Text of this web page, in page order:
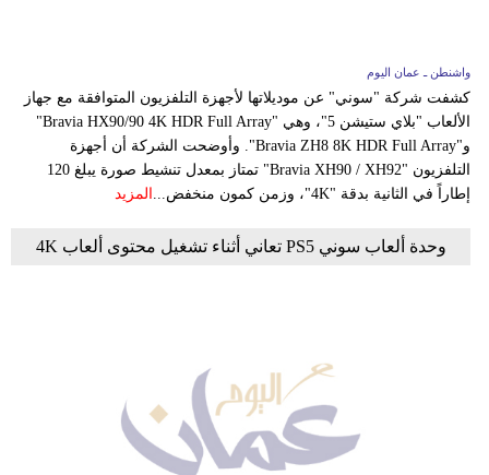
واشنطن ـ عمان اليوم
كشفت شركة "​سوني​" عن موديلاتها لأجهزة التلفزيون المتوافقة مع جهاز
الألعاب "​بلاي ستيشن​ 5"، وهي "Bravia HX90/90 4K HDR Full Array"
و"Bravia ZH8 8K HDR Full Array". وأوضحت الشركة أن أجهزة
التلفزيون "Bravia XH90 / XH92" تمتاز بمعدل تنشيط صورة يبلغ 120
إطاراً في الثانية بدقة "4K"، وزمن كمون منخفض...
المزيد
وحدة ألعاب سوني PS5 تعاني أثناء تشغيل محتوى ألعاب 4K